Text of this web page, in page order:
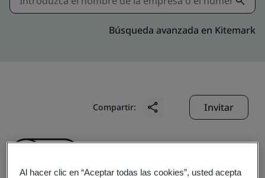
Búsqueda avanzada en Kitemark
Compartir: Invitar
Al hacer clic en “Aceptar todas las cookies”, usted acepta